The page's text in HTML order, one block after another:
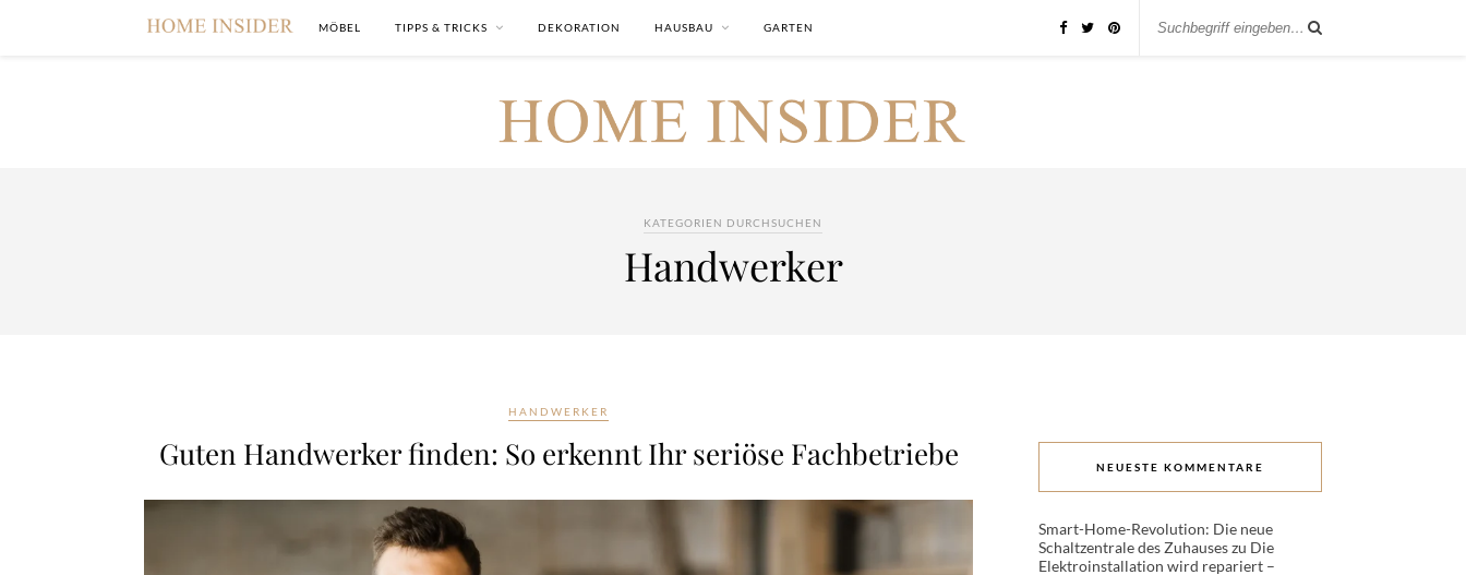
MÖBEL TIPPS & TRICKS DEKORATION HAUSBAU GARTEN
KATEGORIEN DURCHSUCHEN
Handwerker
HANDWERKER
Guten Handwerker finden: So erkennt Ihr seriöse Fachbetriebe NEUESTE KOMMENTARE
Smart-Home-Revolution: Die neue
Schaltzentrale des Zuhauseszu Die
Elektroinstallation wird repariert –